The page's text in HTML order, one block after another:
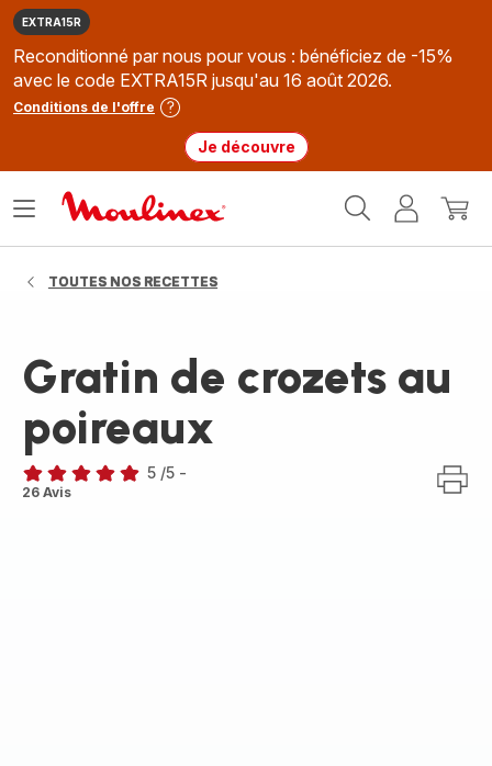
EXTRA15R
Reconditionné par nous pour vous : bénéficiez de -15%
avec le code EXTRA15R jusqu'au 16 août 2026.
Conditions de l'offre
Je découvre
MonMon
Ouvrir
TOUTES NOS RECETTES
Gratin de crozets au
poireaux
Avis
5 /5 -
26 Avis